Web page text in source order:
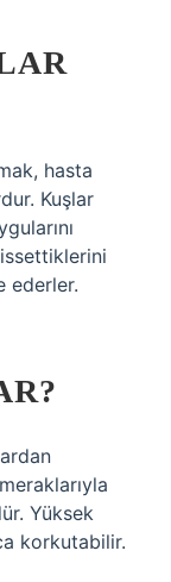
hasta
Kuşlar
ederler.
Yüksek
korkutabilir.